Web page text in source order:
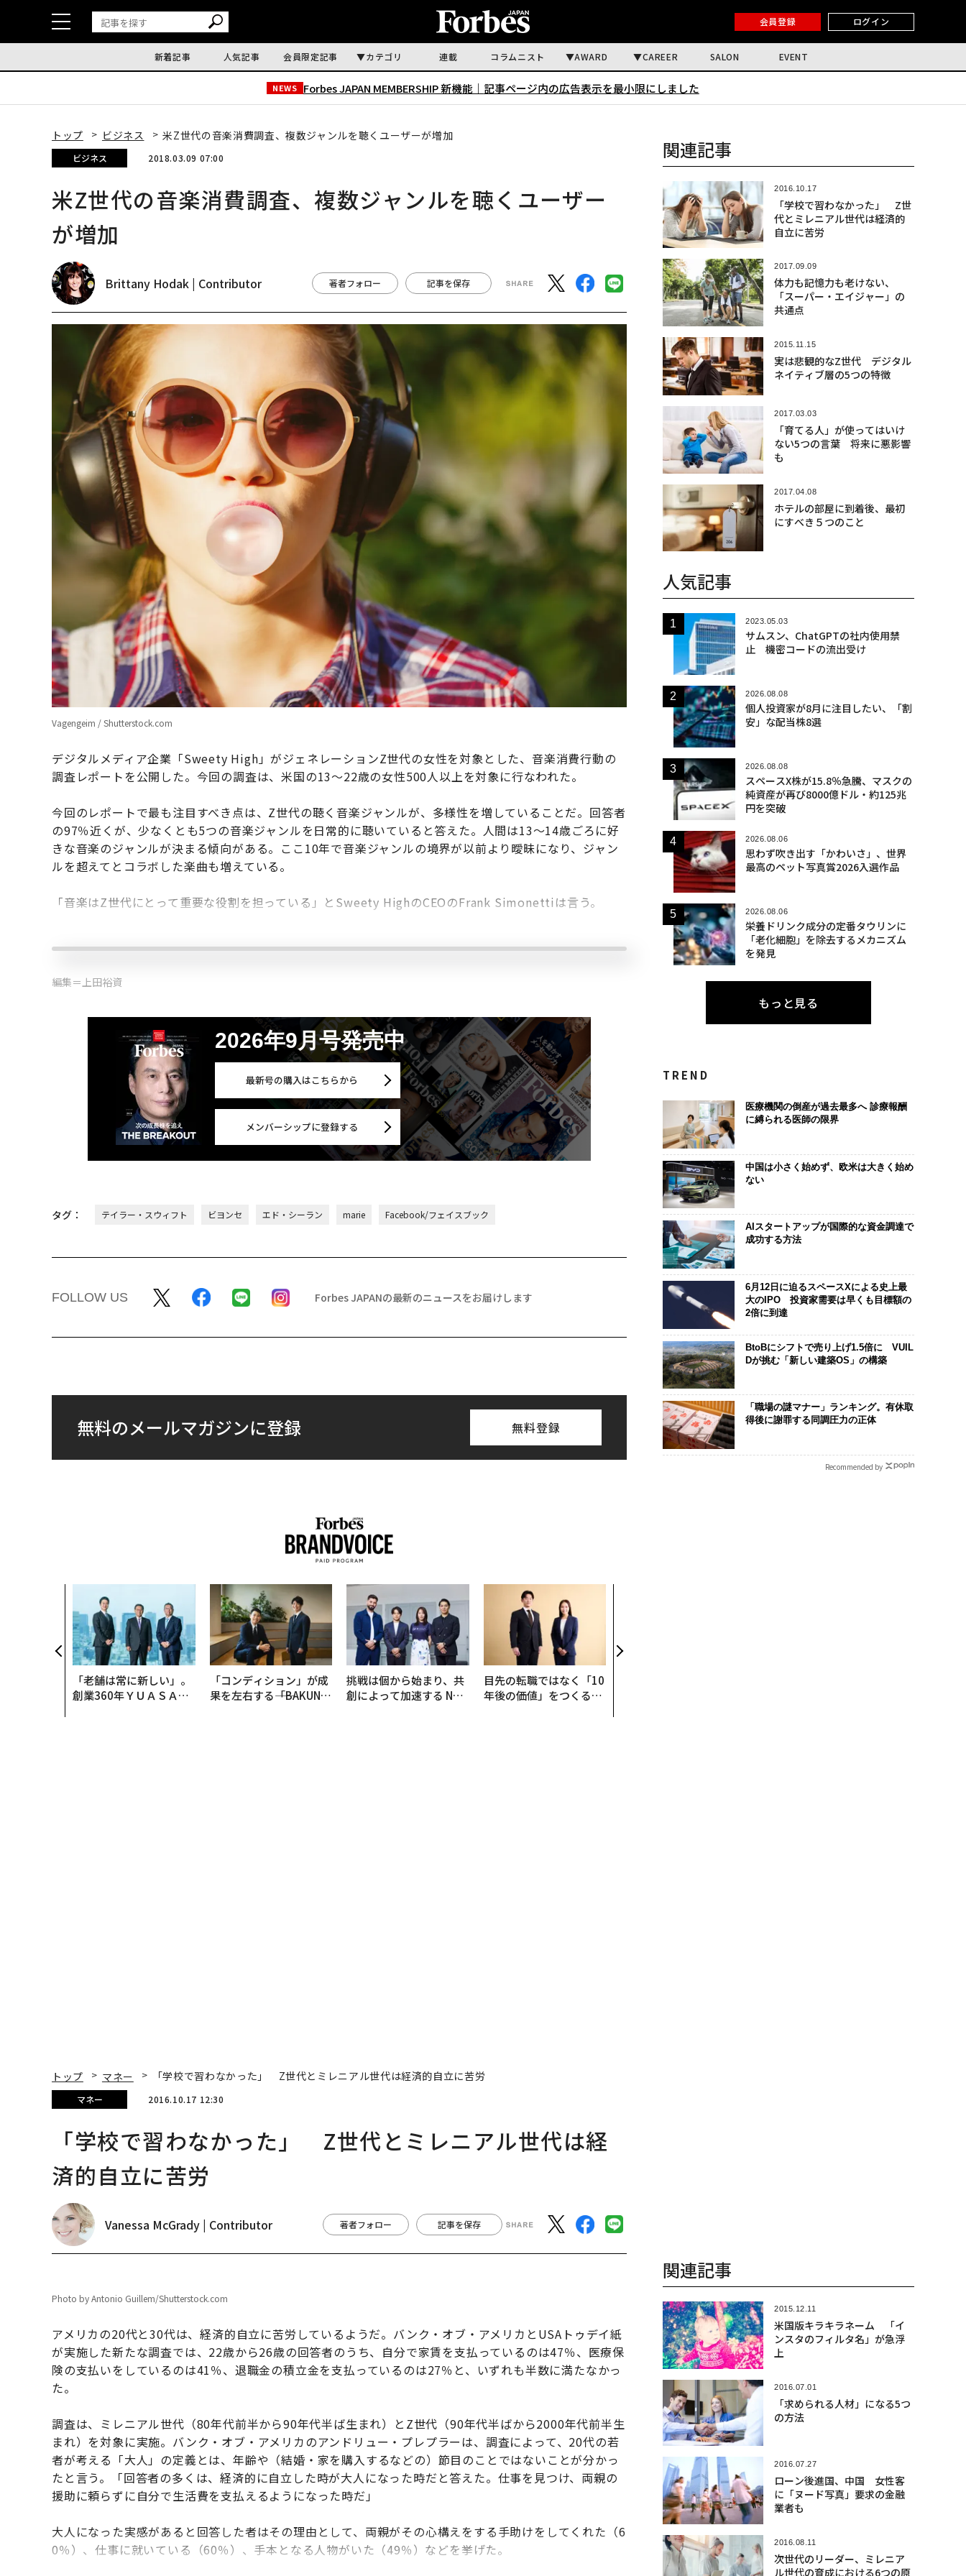
会員登録 ログイン
新着記事 人気記事 会員限定記事 カテゴリ 連載 コラムニスト AWARD CAREER SALON EVENT
NEWS Forbes JAPAN MEMBERSHIP 新機能｜ 記事ページ内の広告表示を最小限にしました
トップ ビジネス 米Z世代の音楽消費調査、複数ジャンルを聴くユーザーが増加
ビジネス 2018.03.09 07:00
米Z世代の音楽消費調査、複数ジャンルを聴くユーザー
が増加
Brittany Hodak | Contributor 著者フォロー 記事を保存
Vagengeim / Shutterstock.com
デジタルメディア企業「Sweety High」がジェネレーションZ世代の女性を対象とした、音楽消費行動の
調査レポートを公開した。今回の調査は、米国の13～22歳の女性500人以上を対象に行なわれた。
今回のレポートで最も注目すべき点は、Z世代の聴く音楽ジャンルが、多様性を増していることだ。回答者
の97％近くが、少なくとも5つの音楽ジャンルを日常的に聴いていると答えた。人間は13～14歳ごろに好
きな音楽のジャンルが決まる傾向がある。ここ10年で音楽ジャンルの境界が以前より曖昧になり、ジャン
ルを超えてとコラボした楽曲も増えている。
「音楽はZ世代にとって重要な役割を担っている」とSweety HighのCEOのFrank Simonettiは言う。
編集＝上田裕資
2026年9月号発売中
最新号の購入はこちらから
メンバーシップに登録する
タグ： テイラー・スウィフト ビヨンセ エド・シーラン marie Facebook/フェイスブック
FOLLOW US Forbes JAPANの最新のニュースをお届けします
無料のメールマガジンに登録 無料登録
「老舗は常に新しい」。
創業360年ＹＵＡＳＡと
「コンディション」が成
果を左右する――「BAKUN
挑戦は個から始まり、共
創によって加速する NOR
目先の転職ではなく「10
年後の価値」をつくる─
関連記事
2016.10.17
「学校で習わなかった」 Z世
代とミレニアル世代は経済的
自立に苦労
2017.09.09
体力も記憶力も老けない、
「スーパー・エイジャー」の
共通点
2015.11.15
実は悲観的なZ世代 デジタル
ネイティブ層の5つの特徴
2017.03.03
「育てる人」が使ってはいけ
ない5つの言葉 将来に悪影響
も
2017.04.08
ホテルの部屋に到着後、最初
にすべき５つのこと
人気記事
2023.05.03
サムスン、ChatGPTの社内使用禁
止 機密コードの流出受け
2026.08.08
個人投資家が8月に注目したい、「割
安」な配当株8選
2026.08.08
スペースX株が15.8％急騰、マスクの
純資産が再び8000億ドル・約125兆
円を突破
2026.08.06
思わず吹き出す「かわいさ」、世界
最高のペット写真賞2026入選作品
2026.08.06
栄養ドリンク成分の定番タウリンに
「老化細胞」を除去するメカニズム
を発見
もっと見る
TREND
医療機関の倒産が過去最多へ 診療報酬
に縛られる医師の限界
中国は小さく始めず、欧米は大きく始め
ない
AIスタートアップが国際的な資金調達で
成功する方法
6月12日に迫るスペースXによる史上最
大のIPO 投資家需要は早くも目標額の
2倍に到達
BtoBにシフトで売り上げ1.5倍に VUIL
Dが挑む「新しい建築OS」の構築
「職場の謎マナー」ランキング。有休取
得後に謝罪する同調圧力の正体
Recommended by
トップ マネー 「学校で習わなかった」 Z世代とミレニアル世代は経済的自立に苦労
マネー 2016.10.17 12:30
「学校で習わなかった」 Z世代とミレニアル世代は経
済的自立に苦労
Vanessa McGrady | Contributor 著者フォロー 記事を保存
関連記事
2015.12.11
米国版キラキラネーム 「イ
ンスタのフィルタ名」が急浮
上
2016.07.01
「求められる人材」になる5つ
の方法
2016.07.27
ローン後進国、中国 女性客
に「ヌード写真」要求の金融
業者も
2016.08.11
次世代のリーダー、ミレニア
ル世代の育成における6つの原